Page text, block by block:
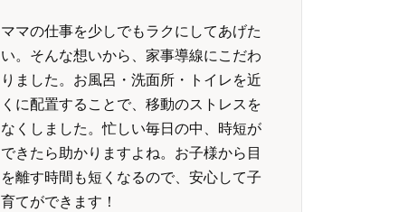
ママの仕事を少しでもラクにしてあげた
い。そんな想いから、家事導線にこだわ
りました。お風呂・洗面所・トイレを近
くに配置することで、移動のストレスを
なくしました。忙しい毎日の中、時短が
できたら助かりますよね。お子様から目
を離す時間も短くなるので、安心して子
育てができます！